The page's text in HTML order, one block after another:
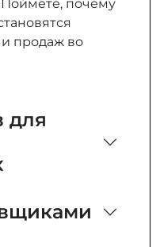
почему
продаж во
для